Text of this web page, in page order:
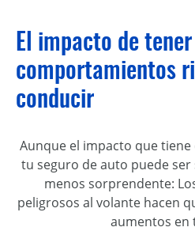
El impacto de tener
comportamientos
conducir
Aunque el impacto que
tu seguro de auto puede
menos sorprendente:
peligrosos al volante hacen
aumentos en